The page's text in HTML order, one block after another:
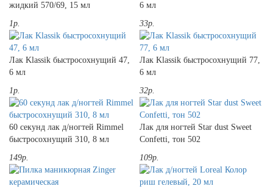
жидкий 570/69, 15 мл
1р.
6 мл
33р.
Лак Klassik быстросохнущий 47,
6 мл
1р.
Лак Klassik быстросохнущий 77,
6 мл
32р.
60 секунд лак д/ногтей Rimmel
быстросохнущий 310, 8 мл
149р.
Лак для ногтей Star dust Sweet
Confetti, тон 502
109р.